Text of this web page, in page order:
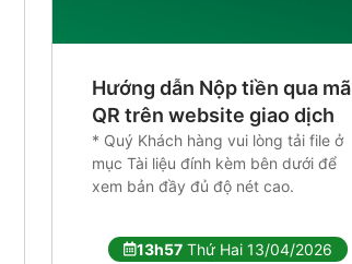
Hướng dẫn Nộp tiền qua mã
QR trên website giao dịch
* Quý Khách hàng vui lòng tải file ở
mục Tài liệu đính kèm bên dưới để
xem bản đầy đủ độ nét cao.
13h57Thứ Hai 13/04/2026